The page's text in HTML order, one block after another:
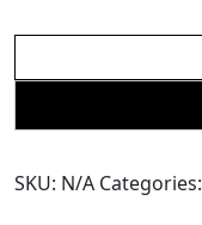
Chiffon
(TBL149)
SKU: N/A Categories: